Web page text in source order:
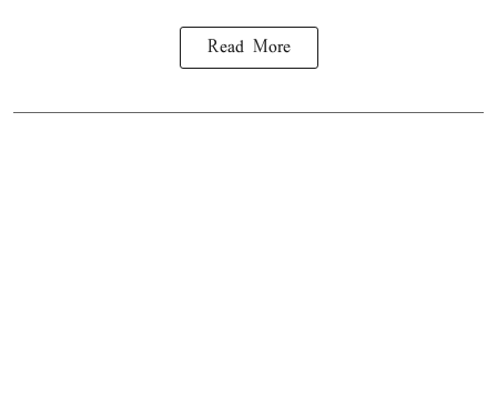
Read More